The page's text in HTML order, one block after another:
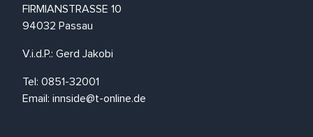
FIRMIANSTRASSE 10
94032 Passau
V.i.d.P.: Gerd Jakobi
Tel: 0851-32001
Email: innside@t-online.de